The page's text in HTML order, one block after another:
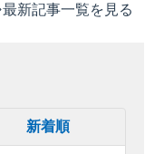
最新記事一覧を見る
新着順